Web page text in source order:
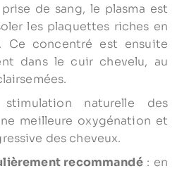
de sang, le plasma est
les plaquettes riches en
Ce concentré est ensuite
dans le cuir chevelu, au
naturelle des
meilleure oxygénation et
des cheveux.
recommandé: en